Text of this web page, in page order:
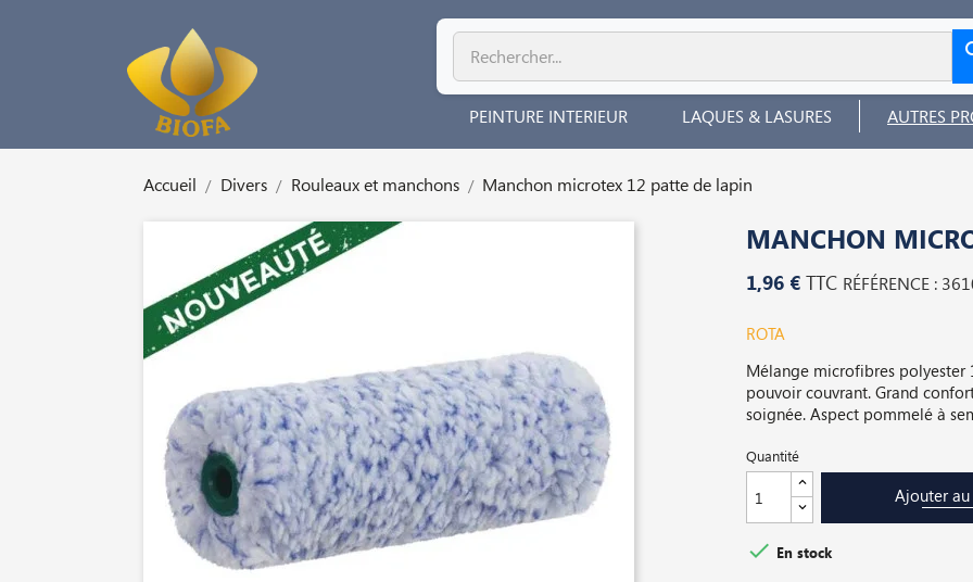
PEINTURE INTERIEUR LAQUES & LASURES AUTRES
Accueil Divers Rouleaux et manchons Manchon microtex 12 patte de lapin
MANCHON
1,96 € TTC RÉFÉRENCE :
ROTA
Mélange microfibres polyester
pouvoir couvrant. Grand
soignée. Aspect pommelé à
Quantité
Ajouter
 En stock